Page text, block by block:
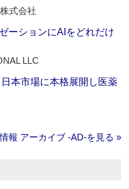
式会社
ーションにAIをどれだけ
LLC
本市場に本格展開し医薬
報 アーカイブ ‐AD‐を見る »